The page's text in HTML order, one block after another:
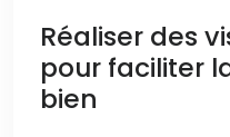
Réaliser des
pour faciliter
bien